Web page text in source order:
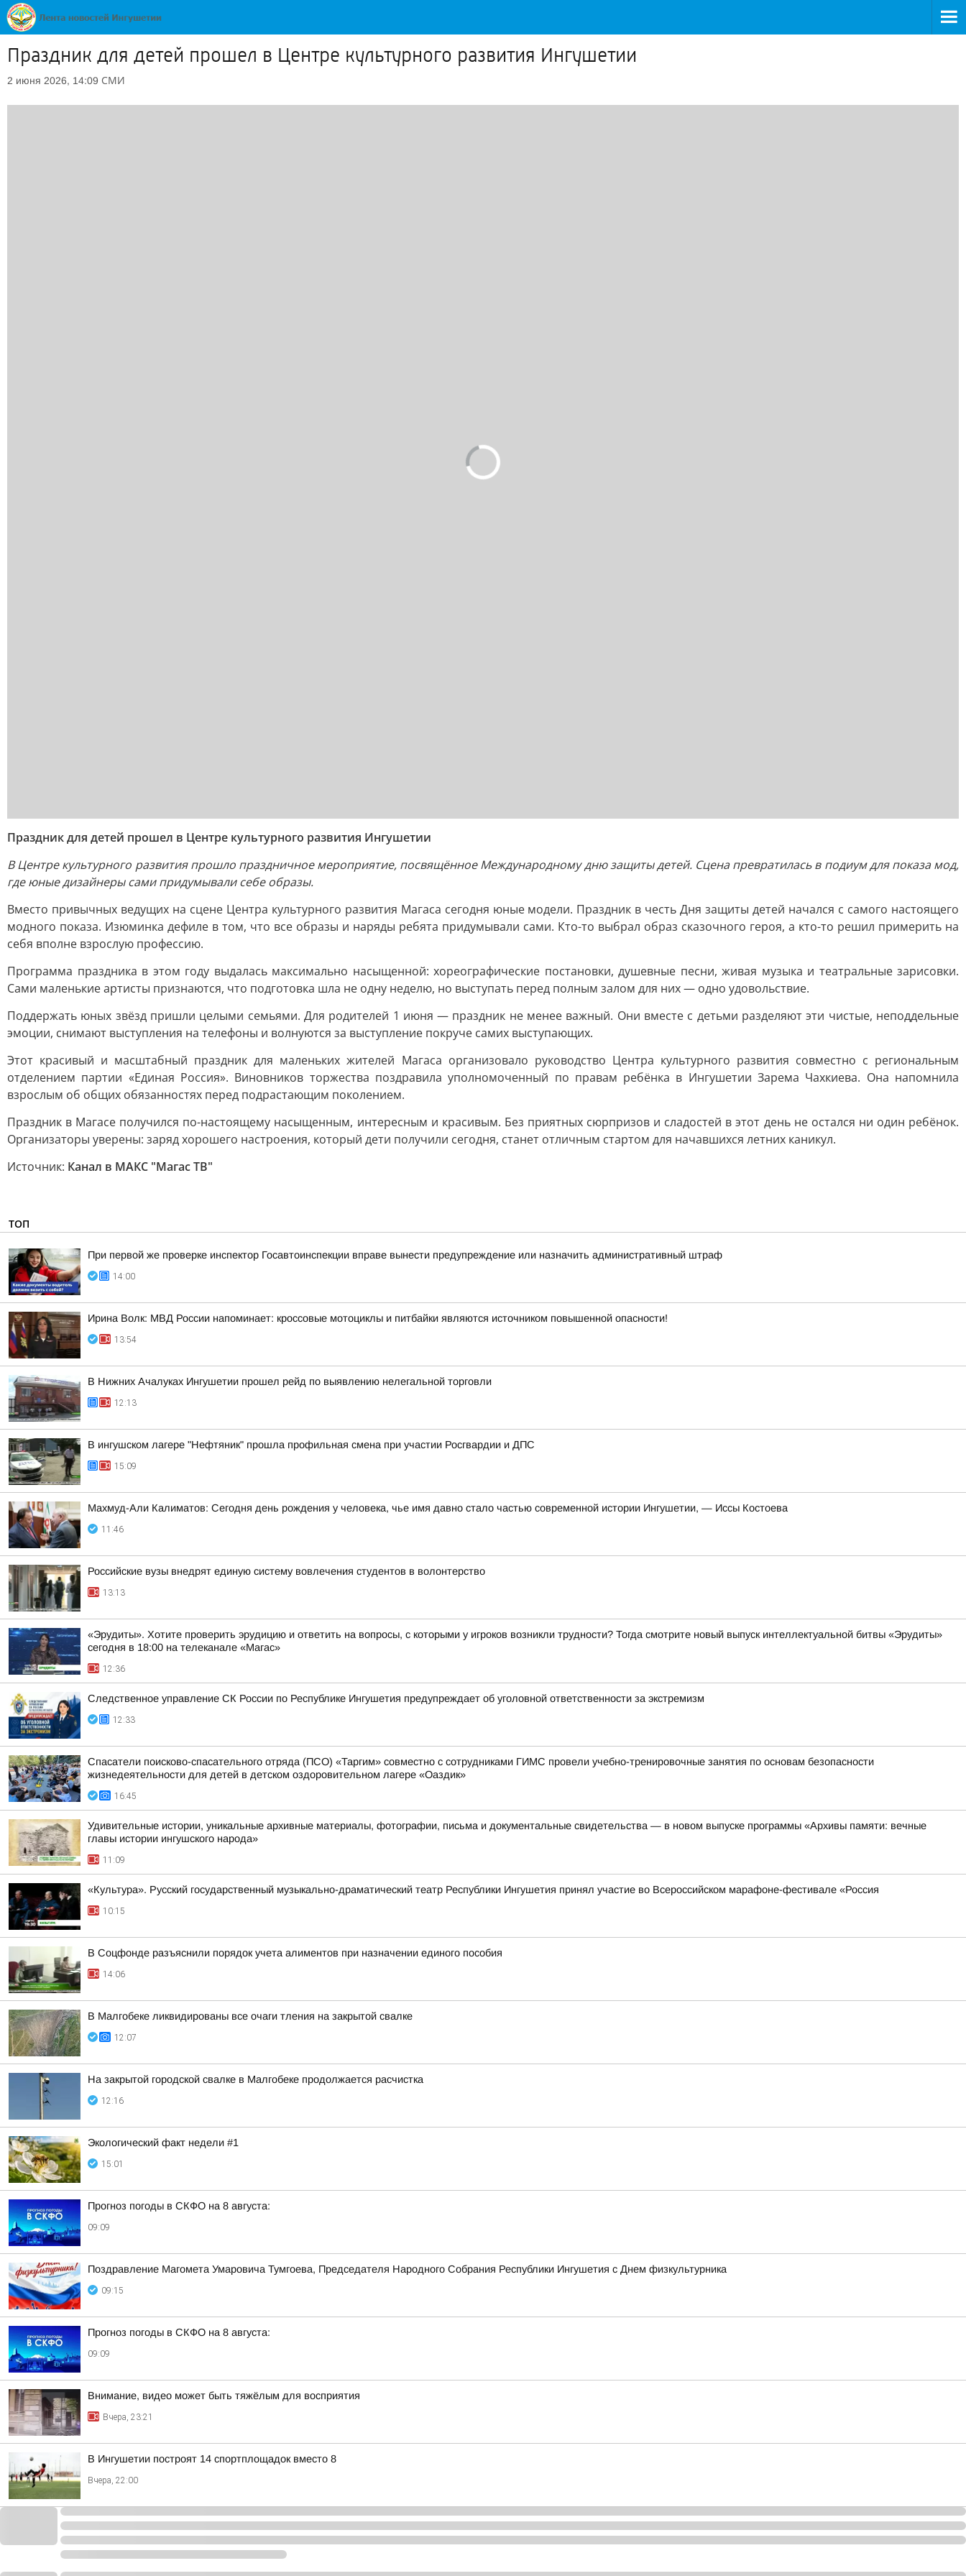
Праздник для детей прошел в Центре культурного развития Ингушетии
2 июня 2026, 14:09 СМИ
Праздник для детей прошел в Центре культурного развития Ингушетии
В Центре культурного развития прошло праздничное мероприятие, посвящённое Международному дню защиты детей. Сцена превратилась в подиум для показа мод,
где юные дизайнеры сами придумывали себе образы.
Вместо привычных ведущих на сцене Центра культурного развития Магаса сегодня юные модели. Праздник в честь Дня защиты детей начался с самого настоящего
модного показа. Изюминка дефиле в том, что все образы и наряды ребята придумывали сами. Кто-то выбрал образ сказочного героя, а кто-то решил примерить на
себя вполне взрослую профессию.
Программа праздника в этом году выдалась максимально насыщенной: хореографические постановки, душевные песни, живая музыка и театральные зарисовки.
Сами маленькие артисты признаются, что подготовка шла не одну неделю, но выступать перед полным залом для них — одно удовольствие.
Поддержать юных звёзд пришли целыми семьями. Для родителей 1 июня — праздник не менее важный. Они вместе с детьми разделяют эти чистые, неподдельные
эмоции, снимают выступления на телефоны и волнуются за выступление покруче самих выступающих.
Этот красивый и масштабный праздник для маленьких жителей Магаса организовало руководство Центра культурного развития совместно с региональным
отделением партии «Единая Россия». Виновников торжества поздравила уполномоченный по правам ребёнка в Ингушетии Зарема Чахкиева. Она напомнила
взрослым об общих обязанностях перед подрастающим поколением.
Праздник в Магасе получился по-настоящему насыщенным, интересным и красивым. Без приятных сюрпризов и сладостей в этот день не остался ни один ребёнок.
Организаторы уверены: заряд хорошего настроения, который дети получили сегодня, станет отличным стартом для начавшихся летних каникул.
Источник: Канал в МАКС "Магас ТВ"
ТОП
При первой же проверке инспектор Госавтоинспекции вправе вынести предупреждение или назначить административный штраф
14:00
Ирина Волк: МВД России напоминает: кроссовые мотоциклы и питбайки являются источником повышенной опасности!
13:54
В Нижних Ачалуках Ингушетии прошел рейд по выявлению нелегальной торговли
12:13
В ингушском лагере "Нефтяник" прошла профильная смена при участии Росгвардии и ДПС
15:09
Махмуд-Али Калиматов: Сегодня день рождения у человека, чье имя давно стало частью современной истории Ингушетии, — Иссы Костоева
11:46
Российские вузы внедрят единую систему вовлечения студентов в волонтерство
13:13
«Эрудиты». Хотите проверить эрудицию и ответить на вопросы, с которыми у игроков возникли трудности? Тогда смотрите новый выпуск интеллектуальной битвы «Эрудиты»
сегодня в 18:00 на телеканале «Магас»
12:36
Следственное управление СК России по Республике Ингушетия предупреждает об уголовной ответственности за экстремизм
12:33
Спасатели поисково-спасательного отряда (ПСО) «Таргим» совместно с сотрудниками ГИМС провели учебно-тренировочные занятия по основам безопасности
жизнедеятельности для детей в детском оздоровительном лагере «Оаздик»
16:45
Удивительные истории, уникальные архивные материалы, фотографии, письма и документальные свидетельства — в новом выпуске программы «Архивы памяти: вечные
главы истории ингушского народа»
11:09
«Культура». Русский государственный музыкально-драматический театр Республики Ингушетия принял участие во Всероссийском марафоне-фестивале «Россия
10:15
В Соцфонде разъяснили порядок учета алиментов при назначении единого пособия
14:06
В Малгобеке ликвидированы все очаги тления на закрытой свалке
12:07
На закрытой городской свалке в Малгобеке продолжается расчистка
12:16
Экологический факт недели #1
15:01
Прогноз погоды в СКФО на 8 августа:
09:09
Поздравление Магомета Умаровича Тумгоева, Председателя Народного Собрания Республики Ингушетия с Днем физкультурника
09:15
Прогноз погоды в СКФО на 8 августа:
09:09
Внимание, видео может быть тяжёлым для восприятия
Вчера, 23:21
В Ингушетии построят 14 спортплощадок вместо 8
Вчера, 22:00